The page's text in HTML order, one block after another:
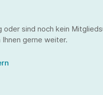
oder sind noch kein
gerne weiter.